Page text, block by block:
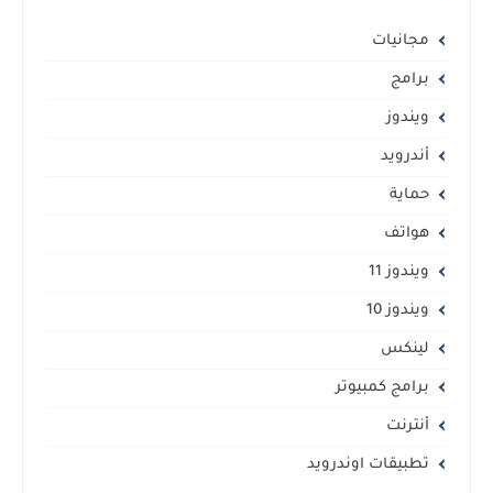
مجانيات
برامج
ويندوز
أندرويد
حماية
هواتف
ويندوز 11
ويندوز 10
لينكس
برامج كمبيوتر
أنترنت
تطبيقات اوندرويد